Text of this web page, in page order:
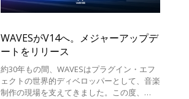
WAVESがV14へ。メジャーアップデ
ートをリリース
約30年もの間、WAVESはプラグイン・エフ
ェクトの世界的ディベロッパーとして、音楽
制作の現場を支えてきました。この度、